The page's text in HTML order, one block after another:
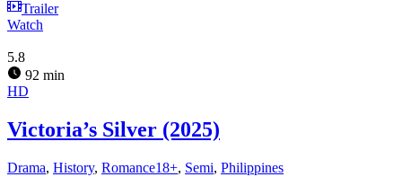
Trailer
Watch
5.8
92 min
HD
Victoria’s Silver (2025)
Drama, History, Romance18+, Semi, Philippines